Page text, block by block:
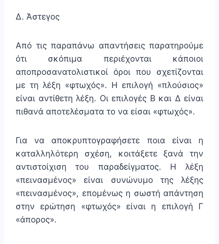
Δ. Άστεγος
Από τις παραπάνω απαντήσεις παρατηρούμε
ότι σκόπιμα περιέχονται κάποιοι
αποπροσανατολιστικοί όροι που σχετίζονται
με τη λέξη «φτωχός». Η επιλογή «πλούσιος»
είναι αντίθετη λέξη. Οι επιλογές Β και Δ είναι
πιθανά αποτελέσματα το να είσαι «φτωχός».
Για να αποκρυπτογραφήσετε ποια είναι η
καταλληλότερη σχέση, κοιτάξετε ξανά την
αντιστοίχιση του παραδείγματος. Η λέξη
«πεινασμένος» είναι συνώνυμο της λέξης
«πεινασμένος», επομένως η σωστή απάντηση
στην ερώτηση «φτωχός» είναι η επιλογή Γ
«άπορος».